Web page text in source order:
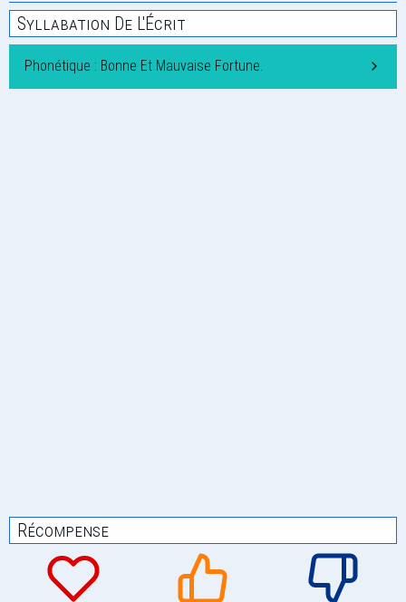
Syllabation De L'Écrit
Phonétique : Bonne Et Mauvaise Fortune.
Récompense